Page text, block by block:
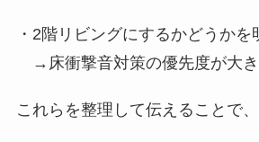
・2階リビングにするかどうかを
→床衝撃音対策の優先度が大
これらを整理して伝えることで、